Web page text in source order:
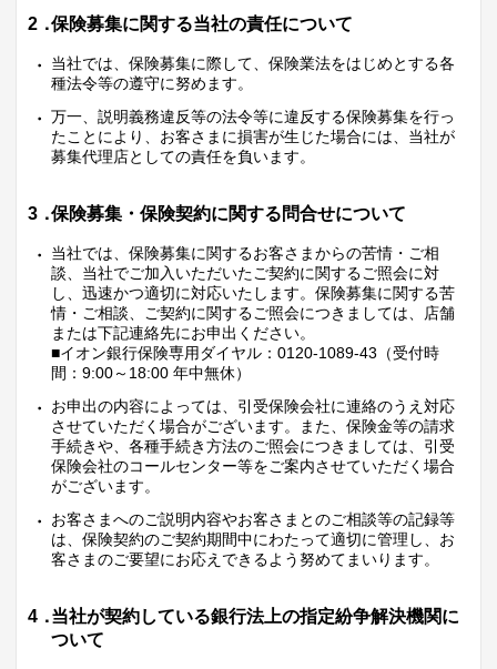
2．保険募集に関する当社の責任について
当社では、保険募集に際して、保険業法をはじめとする各
種法令等の遵守に努めます。
万一、説明義務違反等の法令等に違反する保険募集を行っ
たことにより、お客さまに損害が生じた場合には、当社が
募集代理店としての責任を負います。
3．保険募集・保険契約に関する問合せについて
当社では、保険募集に関するお客さまからの苦情・ご相
談、当社でご加入いただいたご契約に関するご照会に対
し、迅速かつ適切に対応いたします。保険募集に関する苦
情・ご相談、ご契約に関するご照会につきましては、店舗
または下記連絡先にお申出ください。
■イオン銀行保険専用ダイヤル：0120-1089-43（受付時
間：9:00～18:00 年中無休）
お申出の内容によっては、引受保険会社に連絡のうえ対応
させていただく場合がございます。また、保険金等の請求
手続きや、各種手続き方法のご照会につきましては、引受
保険会社のコールセンター等をご案内させていただく場合
がございます。
お客さまへのご説明内容やお客さまとのご相談等の記録等
は、保険契約のご契約期間中にわたって適切に管理し、お
客さまのご要望にお応えできるよう努めてまいります。
4．当社が契約している銀行法上の指定紛争解決機関に
ついて